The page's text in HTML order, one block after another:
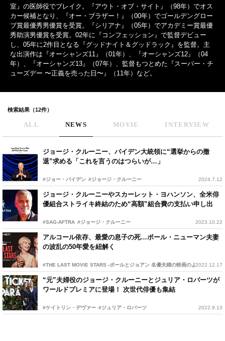
室』の医師役でブレイク。『アウト・オブ・サイト』（98年）でオス
カー候補となり、『オー・ブラザー！』（00年）でゴールデングロー
ブ賞最優秀男優賞を受賞。『シリアナ』（05年）でアカデミー賞最優
秀助演男優賞を受賞。02年に『コンフェッション』で監督デビュー
し、05年に2作目となる『グッドナイト＆グッドラック』を監督。主
な出演作は『オーシャンズ11』（01年）、『オーシャンズ12』（04
年）、『オーシャンズ13』（07年）、監督もつとめた『スーパー・チ
ューズデー 〜正義を売った日〜』（11年）など。
検索結果（12件）
ALL NEWS MOVIE INTERVIEW
ジョージ・クルーニー、バイデン大統領に“選挙からの撤
退”求める「これを言うのはつらいが…」
#ジョー・バイデン #ジョージ・クルーニー 2024.7.12
ジョージ・クルーニーやスカーレット・ヨハンソン、全米俳
優組合ストライキ終結のため“高額”組合費の支払い申し出
#SAG-AFTRA #ジョージ・クルーニー 2023.10.22
アルコール依存、最愛の息子の死…ポール・ニューマン夫妻
の波乱の50年愛を紐解く
#THE LAST MOVIE STARS -ポールとジョアン 名優夫婦の映画のような人生-
2022.12.17
“元”夫婦役のジョージ・クルーニーとジュリア・ロバーツが
ワールドプレミアに登場！ 次世代俳優も集結
#ケイトリン・デヴァー #ジュリア・ロバーツ 2022.9.13